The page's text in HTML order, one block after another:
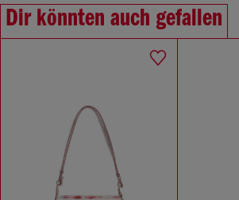
Dir könnten auch gefallen